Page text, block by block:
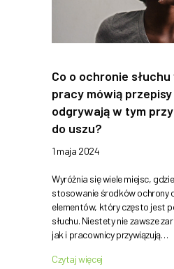
Co o ochronie
pracy mówią
odgrywają w tym
do uszu?
1 maja 2024
Wyróżnia się wiele miejsc,
stosowanie środków ochrony
elementów, który często jest
słuchu. Niestety nie zawsze
jak i pracownicy przywiązują…
Czytaj więcej